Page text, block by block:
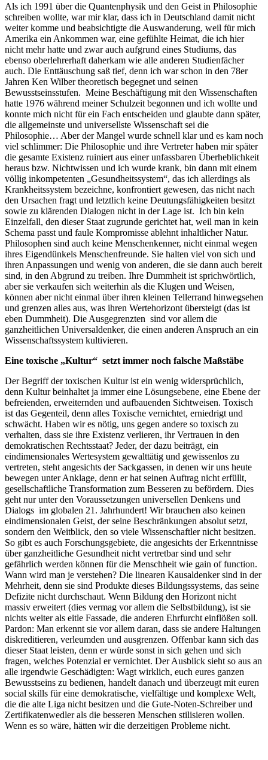
Als ich 1991 über die Quantenphysik und den Geist in Philosophie
schreiben wollte, war mir klar, dass ich in Deutschland damit nicht
weiter komme und beabsichtigte die Auswanderung, weil für mich
Amerika ein Ankommen war, eine gefühlte Heimat, die ich hier
nicht mehr hatte und zwar auch aufgrund eines Studiums, das
ebenso oberlehrerhaft daherkam wie alle anderen Studienfächer
auch. Die Enttäuschung saß tief, denn ich war schon in den 78er
Jahren Ken Wilber theoretisch begegnet und seinen
Bewusstseinsstufen. Meine Beschäftigung mit den Wissenschaften
hatte 1976 während meiner Schulzeit begonnen und ich wollte und
konnte mich nicht für ein Fach entscheiden und glaubte dann später,
die allgemeinste und universellste Wissenschaft sei die
Philosophie… Aber der Mangel wurde schnell klar und es kam noch
viel schlimmer: Die Philosophie und ihre Vertreter haben mir später
die gesamte Existenz ruiniert aus einer unfassbaren Überheblichkeit
heraus bzw. Nichtwissen und ich wurde krank, bin dann mit einem
völlig inkompetenten „Gesundheitssystem“, das ich allerdings als
Krankheitssystem bezeichne, konfrontiert gewesen, das nicht nach
den Ursachen fragt und letztlich keine Deutungsfähigkeiten besitzt
sowie zu klärenden Dialogen nicht in der Lage ist. Ich bin kein
Einzelfall, den dieser Staat zugrunde gerichtet hat, weil man in kein
Schema passt und faule Kompromisse ablehnt inhaltlicher Natur.
Philosophen sind auch keine Menschenkenner, nicht einmal wegen
ihres Eigendünkels Menschenfreunde. Sie halten viel von sich und
ihren Anpassungen und wenig von anderen, die sie dann auch bereit
sind, in den Abgrund zu treiben. Ihre Dummheit ist sprichwörtlich,
aber sie verkaufen sich weiterhin als die Klugen und Weisen,
können aber nicht einmal über ihren kleinen Tellerrand hinwegsehen
und grenzen alles aus, was ihren Wertehorizont übersteigt (das ist
eben Dummheit). Die Ausgegrenzten sind vor allem die
ganzheitlichen Universaldenker, die einen anderen Anspruch an ein
Wissenschaftssystem kultivieren.
Eine toxische „Kultur“ setzt immer noch falsche Maßstäbe
Der Begriff der toxischen Kultur ist ein wenig widersprüchlich,
denn Kultur beinhaltet ja immer eine Lösungsebene, eine Ebene der
befreienden, erweiternden und aufbauenden Sichtweisen. Toxisch
ist das Gegenteil, denn alles Toxische vernichtet, erniedrigt und
schwächt. Haben wir es nötig, uns gegen andere so toxisch zu
verhalten, dass sie ihre Existenz verlieren, ihr Vertrauen in den
demokratischen Rechtsstaat? Jeder, der dazu beiträgt, ein
eindimensionales Wertesystem gewalttätig und gewissenlos zu
vertreten, steht angesichts der Sackgassen, in denen wir uns heute
bewegen unter Anklage, denn er hat seinen Auftrag nicht erfüllt,
gesellschaftliche Transformation zum Besseren zu befördern. Dies
geht nur unter den Voraussetzungen universellen Denkens und
Dialogs im globalen 21. Jahrhundert! Wir brauchen also keinen
eindimensionalen Geist, der seine Beschränkungen absolut setzt,
sondern den Weitblick, den so viele Wissenschaftler nicht besitzen.
So gibt es auch Forschungsgebiete, die angesichts der Erkenntnisse
über ganzheitliche Gesundheit nicht vertretbar sind und sehr
gefährlich werden können für die Menschheit wie gain of function.
Wann wird man je verstehen? Die linearen Kausaldenker sind in der
Mehrheit, denn sie sind Produkte dieses Bildungssystems, das seine
Defizite nicht durchschaut. Wenn Bildung den Horizont nicht
massiv erweitert (dies vermag vor allem die Selbstbildung), ist sie
nichts weiter als eitle Fassade, die anderen Ehrfurcht einflößen soll.
Pardon: Man erkennt sie vor allem daran, dass sie andere Haltungen
diskreditieren, verleumden und ausgrenzen. Offenbar kann sich das
dieser Staat leisten, denn er würde sonst in sich gehen und sich
fragen, welches Potenzial er vernichtet. Der Ausblick sieht so aus an
alle irgendwie Geschädigten: Wagt wirklich, euch eures ganzen
Bewusstseins zu bedienen, handelt danach und überzeugt mit euren
social skills für eine demokratische, vielfältige und komplexe Welt,
die die alte Liga nicht besitzen und die Gute-Noten-Schreiber und
Zertifikatenwedler als die besseren Menschen stilisieren wollen.
Wenn es so wäre, hätten wir die derzeitigen Probleme nicht.